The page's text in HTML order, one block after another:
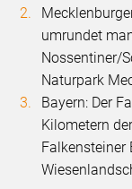
umrundet
Nossentiner/
Naturpark
Bayern: Der
Kilometern
Falkensteiner